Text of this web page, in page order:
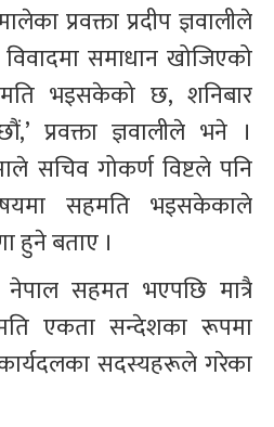
प्रवक्ता प्रदीप ज्ञवालीले
समाधान खोजिएको
भइसकेको छ, शनिबार
प्रवक्ता ज्ञवालीले भने ।
सचिव गोकर्ण विष्टले पनि
सहमति भइसकेकाले
हुने बताए ।
नेपाल सहमत भएपछि मात्रै
एकता सन्देशका रूपमा
कार्यदलका सदस्यहरूले गरेका